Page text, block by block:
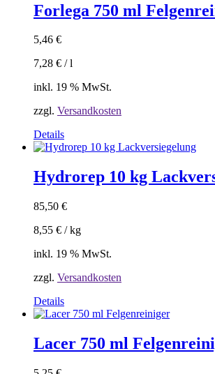
Forlega 750 ml
5,46 €
7,28 € /l
inkl. 19 % MwSt.
zzgl. Versandkosten
Details
Hydrorep 10 kg
85,50 €
8,55 € /kg
inkl. 19 % MwSt.
zzgl. Versandkosten
Details
Lacer 750 ml